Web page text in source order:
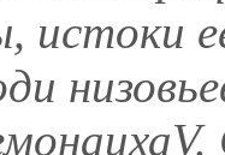
истоки